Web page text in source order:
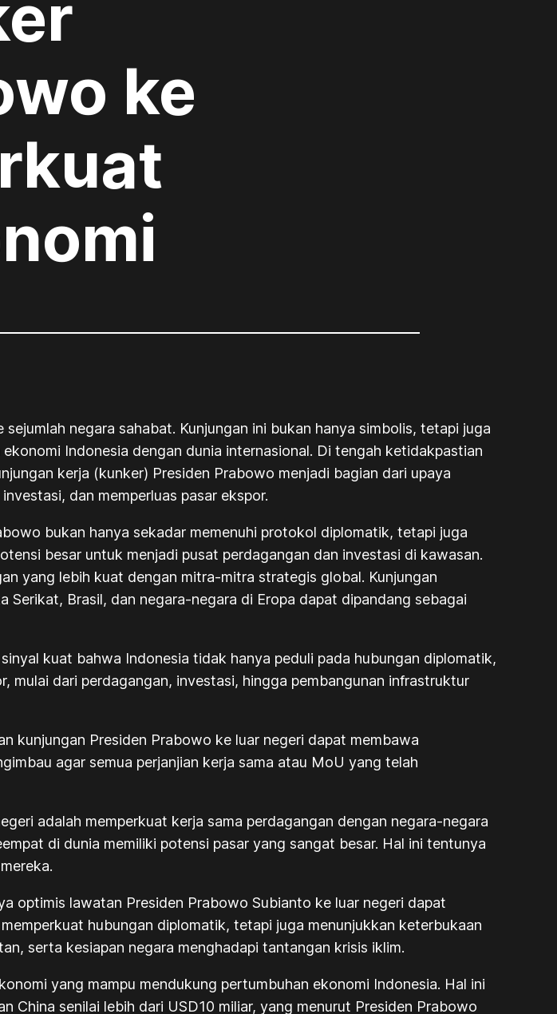
ke
negara sahabat. Kunjungan ini bukan hanya simbolis, tetapi juga
Indonesia dengan dunia internasional. Di tengah ketidakpastian
kerja (kunker) Presiden Prabowo menjadi bagian dari upaya
dan memperluas pasar ekspor.
bukan hanya sekadar memenuhi protokol diplomatik, tetapi juga
besar untuk menjadi pusat perdagangan dan investasi di kawasan.
yang lebih kuat dengan mitra-mitra strategis global. Kunjungan
Brasil, dan negara-negara di Eropa dapat dipandang sebagai
kuat bahwa Indonesia tidak hanya peduli pada hubungan diplomatik,
dari perdagangan, investasi, hingga pembangunan infrastruktur
kunjungan Presiden Prabowo ke luar negeri dapat membawa
agar semua perjanjian kerja sama atau MoU yang telah
adalah memperkuat kerja sama perdagangan dengan negara-negara
di dunia memiliki potensi pasar yang sangat besar. Hal ini tentunya
optimis lawatan Presiden Prabowo Subianto ke luar negeri dapat
hubungan diplomatik, tetapi juga menunjukkan keterbukaan
serta kesiapan negara menghadapi tantangan krisis iklim.
yang mampu mendukung pertumbuhan ekonomi Indonesia. Hal ini
senilai lebih dari USD10 miliar, yang menurut Presiden Prabowo